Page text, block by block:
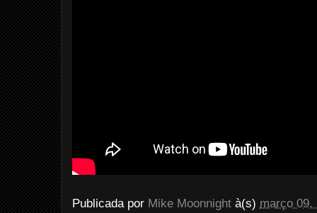
Publicada por Mike Moonnight à(s) março 09,